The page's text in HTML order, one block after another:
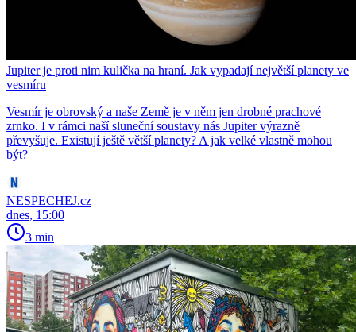
Jupiter je proti nim kulička na hraní. Jak vypadají největší planety ve
vesmíru
Vesmír je obrovský a naše Země je v něm jen drobné prachové
zrnko. I v rámci naší sluneční soustavy nás Jupiter výrazně
převyšuje. Existují ještě větší planety? A jak velké vlastně mohou
být?
NESPECHEJ.cz
dnes, 15:00
3 min